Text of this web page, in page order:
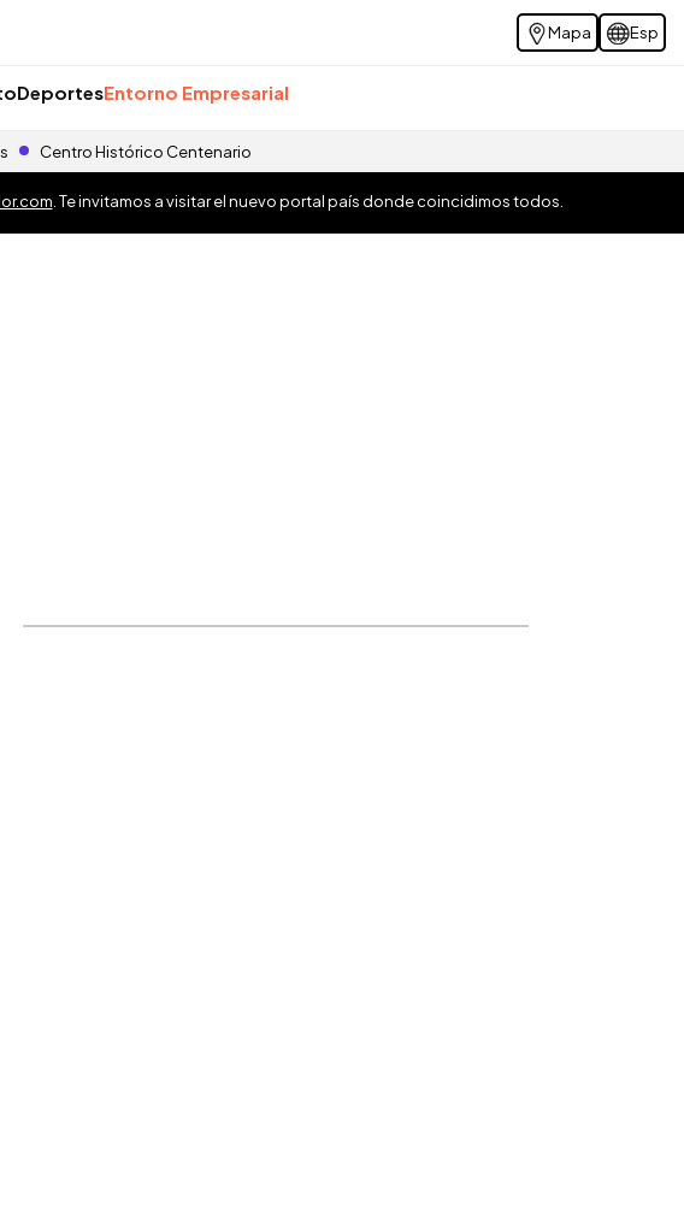
Mapa Esp
DeportesEntorno Empresarial
Centro Histórico Centenario
. Te invitamos a visitar el nuevo portal país donde coincidimos todos.